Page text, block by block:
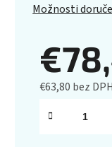
Možnosti
€63,80 bez DPH
Jednotková